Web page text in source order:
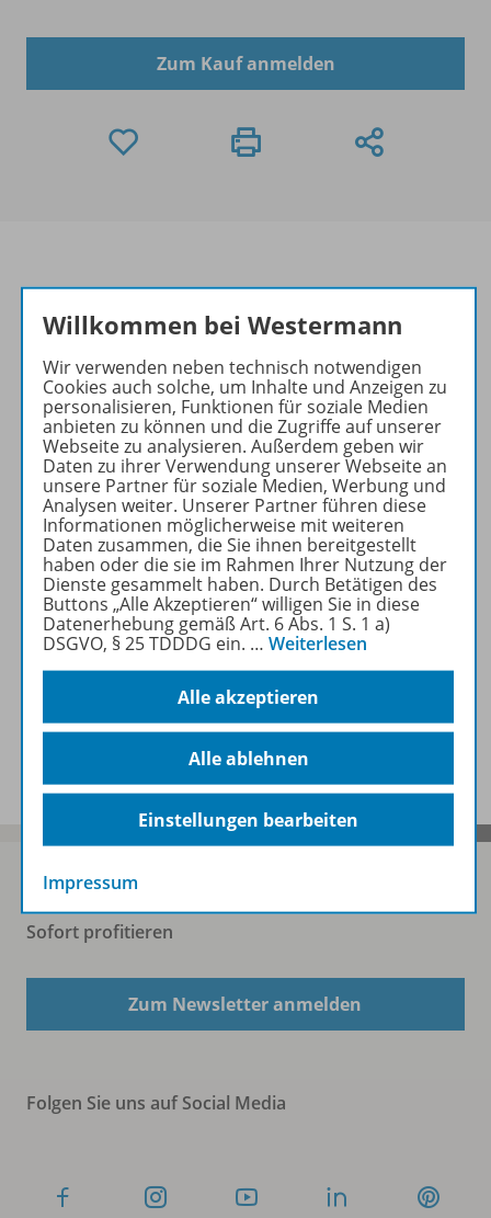
Zum Kauf anmelden
Produktinformationen
Beschreibung
Lizenzbedingungen
Zugehörige Produkte
Demoversion
Benachrichtigungs-Service
Sofort profitieren
Zum Newsletter anmelden
Folgen Sie uns auf Social Media
Willkommen bei Westermann
Wir verwenden neben technisch notwendigen
Cookies auch solche, um Inhalte und Anzeigen zu
personalisieren, Funktionen für soziale Medien
anbieten zu können und die Zugriffe auf unserer
Webseite zu analysieren. Außerdem geben wir
Daten zu ihrer Verwendung unserer Webseite an
unsere Partner für soziale Medien, Werbung und
Analysen weiter. Unserer Partner führen diese
Informationen möglicherweise mit weiteren
Daten zusammen, die Sie ihnen bereitgestellt
haben oder die sie im Rahmen Ihrer Nutzung der
Dienste gesammelt haben. Durch Betätigen des
Buttons „Alle Akzeptieren“ willigen Sie in diese
Datenerhebung gemäß Art. 6 Abs. 1 S. 1 a)
DSGVO, § 25 TDDDG ein. … Weiterlesen
Alle akzeptieren
Alle ablehnen
Einstellungen bearbeiten
Impressum